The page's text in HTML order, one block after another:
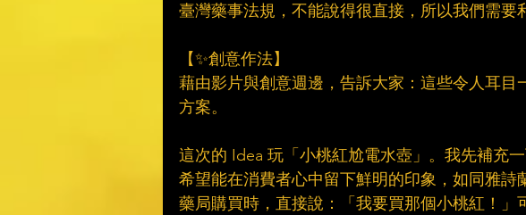
臺灣藥事法規，不能說得很直接，所以我們需要
【✨創意作法】​
藉由影片與創意週邊，告訴大家：這些令人耳
方案。​
這次的 Idea 玩「小桃紅尬電水壺」。我先補充
希望能在消費者心中留下鮮明的印象，如同雅
藥局購買時，直接說：「我要買那個小桃紅！」